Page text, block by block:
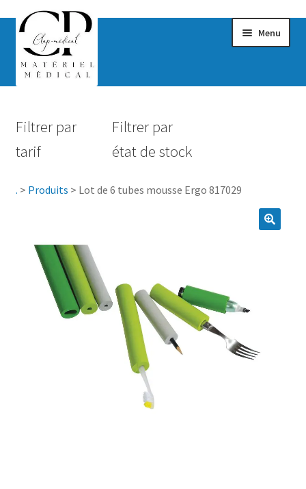
Menu
Hygiène
Accessoires Salle de bain
Vêtements & Chaussures
Filtrer par
tarif
Filtrer par
état de stock
. > Produits > Lot de 6 tubes mousse Ergo 817029